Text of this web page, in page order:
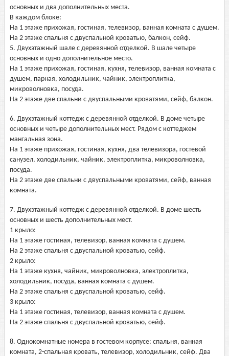
основных и два дополнительных места.
В каждом блоке:
На 1 этаже прихожая, гостиная, телевизор, ванная комната с душем.
На 2 этаже спальня с двуспальной кроватью, балкон, сейф.
5. Двухэтажный шале с деревянной отделкой. В шале четыре
основных и одно дополнительное место.
На 1 этаже прихожая, гостиная, кухня, телевизор, ванная комната с
душем, парная, холодильник, чайник, электроплитка,
микроволновка, посуда.
На 2 этаже две спальни с двуспальными кроватями, сейф, балкон.
6. Двухэтажный коттедж с деревянной отделкой. В доме четыре
основных и четыре дополнительных мест. Рядом с коттеджем
мангальная зона.
На 1 этаже прихожая, гостиная, кухня, два телевизора, гостевой
санузел, холодильник, чайник, электроплитка, микроволновка,
посуда.
На 2 этаже две спальни с двуспальными кроватями, сейф, ванная
комната.
7. Двухэтажный коттедж с деревянной отделкой. В доме шесть
основных и шесть дополнительных мест.
1 крыло:
На 1 этаже гостиная, телевизор, ванная комната с душем.
На 2 этаже спальня с двуспальной кроватью, сейф.
2 крыло:
На 1 этаже кухня, чайник, микроволновка, электроплитка,
холодильник, посуда, ванная комната с душем.
На 2 этаже спальня с двуспальной кроватью, сейф.
3 крыло:
На 1 этаже гостиная, телевизор, ванная комната с душем.
На 2 этаже спальня с двуспальной кроватью, сейф.
8. Однокомнатные номера в гостевом корпусе: спальня, ванная
комната, 2-спальная кровать, телевизор, холодильник, сейф. Два